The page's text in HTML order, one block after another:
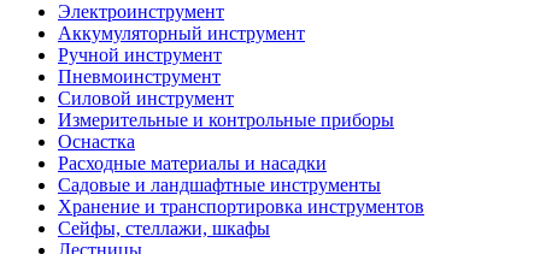
Электроинструмент
Аккумуляторный инструмент
Ручной инструмент
Пневмоинструмент
Силовой инструмент
Измерительные и контрольные приборы
Оснастка
Расходные материалы и насадки
Садовые и ландшафтные инструменты
Хранение и транспортировка инструментов
Сейфы, стеллажи, шкафы
Лестницы